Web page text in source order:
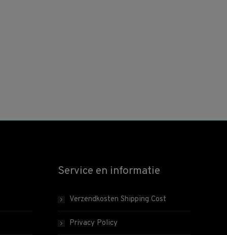
Service en informatie
Verzendkosten Shipping Cost
Privacy Policy